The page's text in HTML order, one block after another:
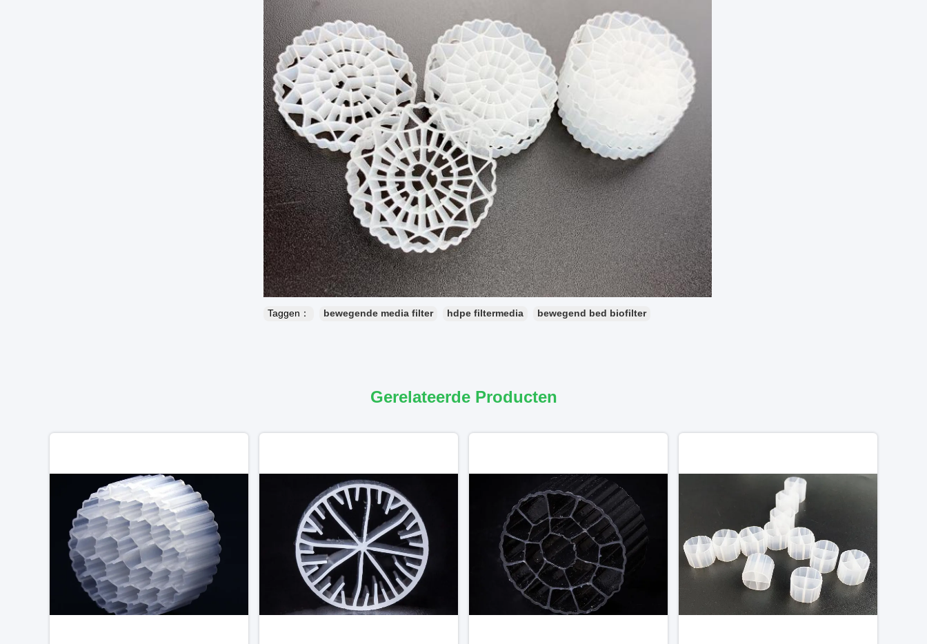
Taggen： bewegende media filter hdpe filtermedia bewegend bed biofilter
Gerelateerde Producten